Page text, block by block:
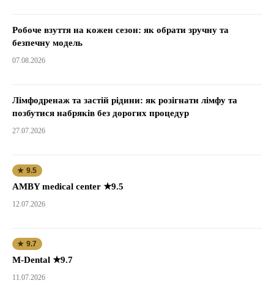
Робоче взуття на кожен сезон: як обрати зручну та
безпечну модель
07.08.2026
Лімфодренаж та застій рідини: як розігнати лімфу та
позбутися набряків без дорогих процедур
27.07.2026
★ 9.5
AMBY medical center ★9.5
12.07.2026
★ 9.7
M-Dental ★9.7
11.07.2026